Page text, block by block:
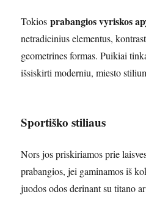
Tokiosprabangios vyriskos
netradicinius elementus,
geometrines formas. Puikiai
išsiskirti moderniu, miesto
Sportiško stiliaus
Nors jos priskiriamos prie
prabangios, jei gaminamos iš
juodos odos derinant su titano